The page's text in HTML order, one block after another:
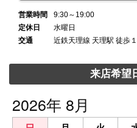
営業時間
9:30～19:00
定休日
水曜日
交通
近鉄天理線 天理駅 徒歩
来店希望
2026年 8月